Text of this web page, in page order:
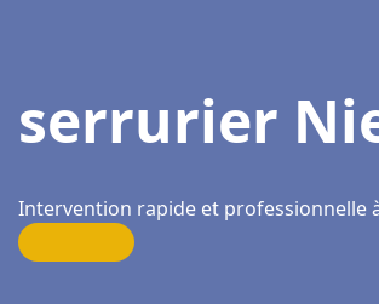
serrurier
Intervention rapide et professionnelle